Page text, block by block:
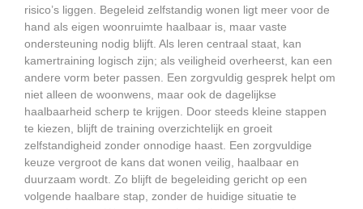
risico’s liggen. Begeleid zelfstandig wonen ligt meer voor de
hand als eigen woonruimte haalbaar is, maar vaste
ondersteuning nodig blijft. Als leren centraal staat, kan
kamertraining logisch zijn; als veiligheid overheerst, kan een
andere vorm beter passen. Een zorgvuldig gesprek helpt om
niet alleen de woonwens, maar ook de dagelijkse
haalbaarheid scherp te krijgen. Door steeds kleine stappen
te kiezen, blijft de training overzichtelijk en groeit
zelfstandigheid zonder onnodige haast. Een zorgvuldige
keuze vergroot de kans dat wonen veilig, haalbaar en
duurzaam wordt. Zo blijft de begeleiding gericht op een
volgende haalbare stap, zonder de huidige situatie te